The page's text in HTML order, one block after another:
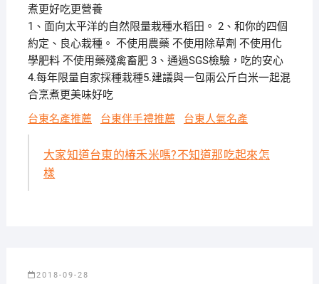
煮更好吃更營養
1、面向太平洋的自然限量栽種水稻田。 2、和你的四個
約定、良心栽種。 不使用農藥 不使用除草劑 不使用化
學肥料 不使用藥殘禽畜肥 3、通過SGS檢驗，吃的安心
4.每年限量自家採種栽種5.建議與一包兩公斤白米一起混
合烹煮更美味好吃
台東名產推薦
台東伴手禮推薦 台東人氣名產
大家知道台東的椿禾米嗎?不知道那吃起來怎
樣
2018-09-28